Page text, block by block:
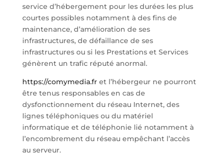
service d’hébergement pour les durées les plus
courtes possibles notamment à des fins de
maintenance, d’amélioration de ses
infrastructures, de défaillance de ses
infrastructures ou si les Prestations et Services
génèrent un trafic réputé anormal.
https://comymedia.fret l’hébergeur ne pourront
être tenus responsables en cas de
dysfonctionnement du réseau Internet, des
lignes téléphoniques ou du matériel
informatique et de téléphonie lié notamment à
l’encombrement du réseau empêchant l’accès
au serveur.